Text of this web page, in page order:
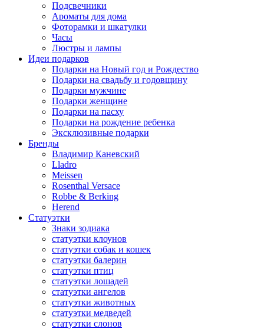
Подсвечники
Ароматы для дома
Фоторамки и шкатулки
Часы
Люстры и лампы
Идеи подарков
Подарки на Новый год и Рождество
Подарки на свадьбу и годовщину
Подарки мужчине
Подарки женщине
Подарки на пасху
Подарки на рождение ребенка
Эксклюзивные подарки
Бренды
Владимир Каневский
Lladro
Meissen
Rosenthal Versace
Robbe & Berking
Herend
Статуэтки
Знаки зодиака
статуэтки клоунов
статуэтки собак и кошек
статуэтки балерин
статуэтки птиц
статуэтки лошадей
статуэтки ангелов
статуэтки животных
статуэтки медведей
статуэтки слонов